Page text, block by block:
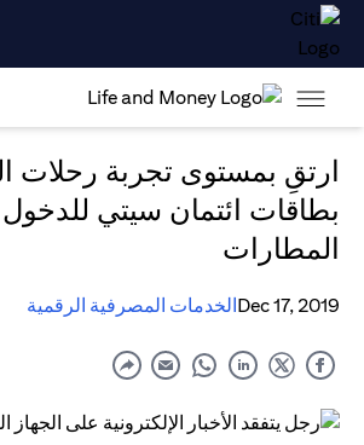
ارتقِ بمستوى تجربة رحلات
بطاقات ائتمان سيتي
المطارات
Dec 17, 2019الخدمات المصرفية الرقمية